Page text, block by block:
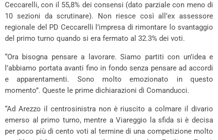
Ceccarelli, con il 55,8% dei consensi (dato parziale con meno di
10 sezioni da scrutinare). Non riesce così all’ex assessore
regionale del PD Ceccarelli l’impresa di rimontare lo svantaggio
del primo turno quando si era fermato al 32.3% dei voti.
“Ora bisogna pensare a lavorare. Siamo partiti con un’idea e
l’abbiamo portata avanti fino in fondo senza pensare ad accordi
e apparentamenti. Sono molto emozionato in questo
momento”. Queste le prime dichiarazioni di Comanducci.
“Ad Arezzo il centrosinistra non è riuscito a colmare il divario
emerso al primo turno, mentre a Viareggio la sfida si è decisa
per poco più di cento voti al termine di una competizione molto